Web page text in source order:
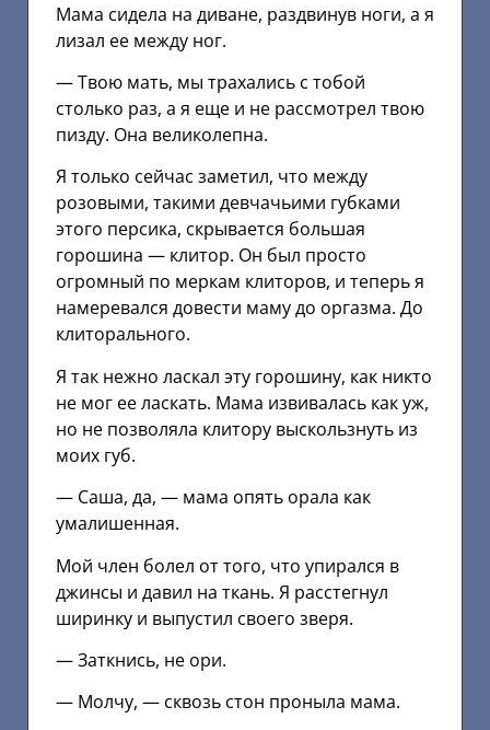
Мама сидела на диване, раздвинув ноги, а я
лизал ее между ног.
— Твою мать, мы трахались с тобой
столько раз, а я еще и не рассмотрел твою
пизду. Она великолепна.
Я только сейчас заметил, что между
розовыми, такими девчачьими губками
этого персика, скрывается большая
горошина — клитор. Он был просто
огромный по меркам клиторов, и теперь я
намеревался довести маму до оргазма. До
клиторального.
Я так нежно ласкал эту горошину, как никто
не мог ее ласкать. Мама извивалась как уж,
но не позволяла клитору выскользнуть из
моих губ.
— Саша, да, — мама опять орала как
умалишенная.
Мой член болел от того, что упирался в
джинсы и давил на ткань. Я расстегнул
ширинку и выпустил своего зверя.
— Заткнись, не ори.
— Молчу, — сквозь стон проныла мама.